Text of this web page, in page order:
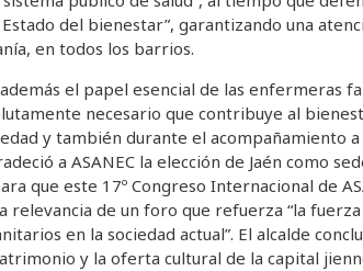
del bienestar”, garantizando una
en todos los barrios.
el papel esencial de las enfermeras
necesario que contribuye al
y también durante el acompañamiento
a ASANEC la elección de Jaén como
que este 17º Congreso Internacional de
relevancia de un foro que refuerza “la
en la sociedad actual”. El alcalde
y la oferta cultural de la capital